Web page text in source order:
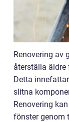
Renovering av
återställa äldre
Detta
slitna
Renovering
fönster genom